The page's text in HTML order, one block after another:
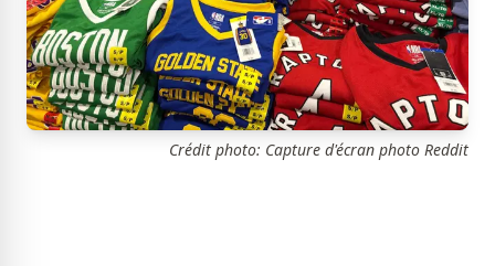
Crédit photo: Capture d'écran photo Reddit